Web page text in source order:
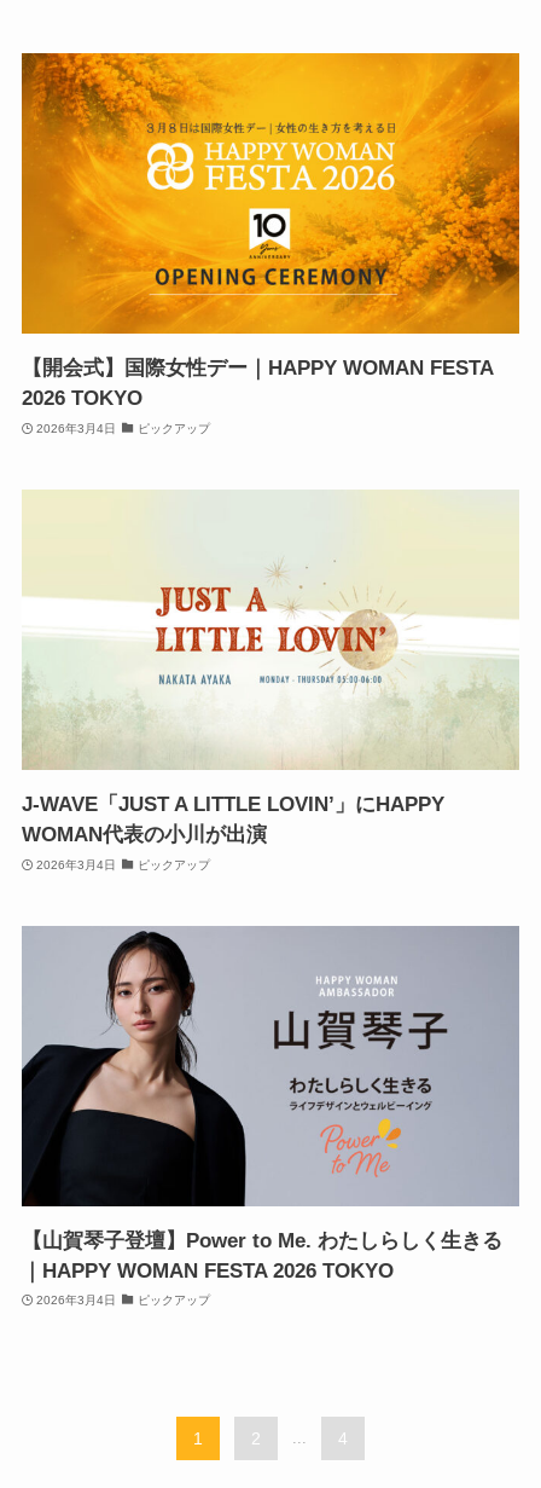
【開会式】国際女性デー｜HAPPY WOMAN FESTA
2026 TOKYO
2026年3月4日 ピックアップ
J-WAVE「JUST A LITTLE LOVIN’」にHAPPY
WOMAN代表の小川が出演
2026年3月4日 ピックアップ
【山賀琴子登壇】Power to Me. わたしらしく生きる
｜HAPPY WOMAN FESTA 2026 TOKYO
2026年3月4日 ピックアップ
1 2 4